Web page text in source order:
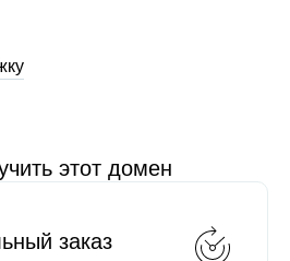
этот домен
заказ